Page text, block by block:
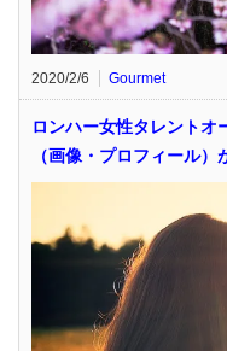
2020/2/6 Gourmet
ロンハー女性タレントオ
（画像・プロフィール）